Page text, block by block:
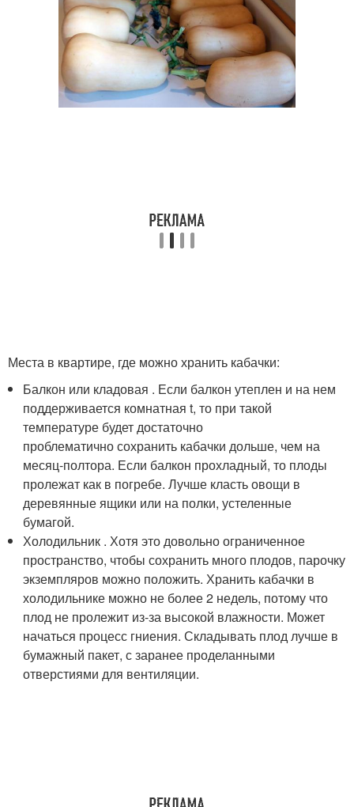
Места в квартире, где можно хранить кабачки:
Балкон или кладовая . Если балкон утеплен и на нем
поддерживается комнатная t, то при такой
температуре будет достаточно
проблематично сохранить кабачки дольше, чем на
месяц-полтора. Если балкон прохладный, то плоды
пролежат как в погребе. Лучше класть овощи в
деревянные ящики или на полки, устеленные
бумагой.
Холодильник . Хотя это довольно ограниченное
пространство, чтобы сохранить много плодов, парочку
экземпляров можно положить. Хранить кабачки в
холодильнике можно не более 2 недель, потому что
плод не пролежит из-за высокой влажности. Может
начаться процесс гниения. Складывать плод лучше в
бумажный пакет, с заранее проделанными
отверстиями для вентиляции.